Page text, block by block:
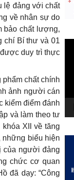
lệ đảng với chất
về nhân sự do
bảo chất lượng,
chí Bí thư và 01
duy trì thực
chất chính
ảnh người cán
kiểm điểm đánh
và làm theo tư
XII về tăng
biểu hiện
của người đảng
chức cơ quan
đã dạy: “Công